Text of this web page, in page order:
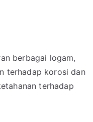
berbagai logam,
terhadap korosi dan
terhadap